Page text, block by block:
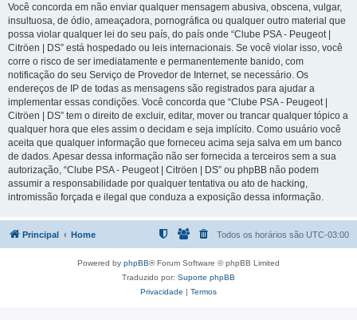
Você concorda em não enviar qualquer mensagem abusiva, obscena, vulgar,
insultuosa, de ódio, ameaçadora, pornográfica ou qualquer outro material que
possa violar qualquer lei do seu país, do país onde “Clube PSA - Peugeot |
Citröen | DS” está hospedado ou leis internacionais. Se você violar isso, você
corre o risco de ser imediatamente e permanentemente banido, com
notificação do seu Serviço de Provedor de Internet, se necessário. Os
endereços de IP de todas as mensagens são registrados para ajudar a
implementar essas condições. Você concorda que “Clube PSA - Peugeot |
Citröen | DS” tem o direito de excluir, editar, mover ou trancar qualquer tópico a
qualquer hora que eles assim o decidam e seja implícito. Como usuário você
aceita que qualquer informação que forneceu acima seja salva em um banco
de dados. Apesar dessa informação não ser fornecida a terceiros sem a sua
autorização, “Clube PSA - Peugeot | Citröen | DS” ou phpBB não podem
assumir a responsabilidade por qualquer tentativa ou ato de hacking,
intromissão forçada e ilegal que conduza a exposição dessa informação.
Principal Home Todos os horários são UTC-03:00
Powered by phpBB® Forum Software © phpBB Limited
Traduzido por: Suporte phpBB
Privacidade | Termos